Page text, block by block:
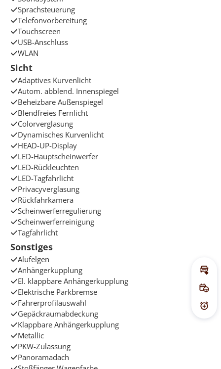
Sprachsteuerung
Telefonvorbereitung
Touchscreen
USB-Anschluss
WLAN
Sicht
Adaptives Kurvenlicht
Autom. abblend. Innenspiegel
Beheizbare Außenspiegel
Blendfreies Fernlicht
Colorverglasung
Dynamisches Kurvenlicht
HEAD-UP-Display
LED-Hauptscheinwerfer
LED-Rückleuchten
LED-Tagfahrlicht
Privacyverglasung
Rückfahrkamera
Scheinwerferregulierung
Scheinwerferreinigung
Tagfahrlicht
Sonstiges
Alufelgen
Anhängerkupplung
El. klappbare Anhängerkupplung
Elektrische Parkbremse
Fahrerprofilauswahl
Gepäckraumabdeckung
Klappbare Anhängerkupplung
Metallic
PKW-Zulassung
Panoramadach